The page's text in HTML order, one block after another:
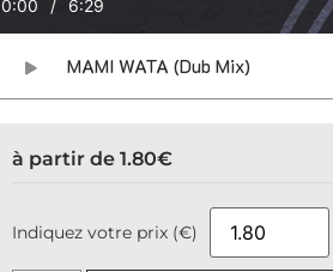
0:00 / 6:29
MAMI WATA (Dub Mix)
à partir de1.80€
Indiquez votre prix (€)